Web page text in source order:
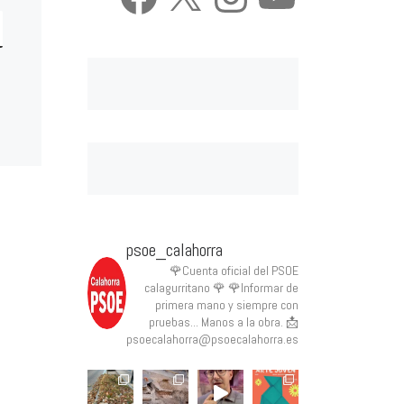
psoe_calahorra
🌹Cuenta oficial del PSOE
calagurritano 🌹 🌹Informar de
primera mano y siempre con
pruebas... Manos a la obra. 📩
psoecalahorra@psoecalahorra.es